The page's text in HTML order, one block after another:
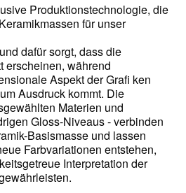
Produktionstechnologie, die
für unser
dafür sorgt, dass die
erscheinen, während
Aspekt der Grafi ken
Ausdruck kommt. Die
Materien und
Gloss-Niveaus - verbinden
Basismasse und lassen
Farbvariationen entstehen,
Interpretation der